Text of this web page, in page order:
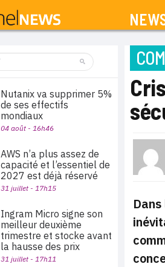
Nutanix va supprimer 5%
de ses effectifs
mondiaux
04 août - 16h46
AWS n’a plus assez de
capacité et l’essentiel de
2027 est déjà réservé
31 juillet - 17h15
Ingram Micro signe son
meilleur deuxième
trimestre et stocke avant
la hausse des prix
31 juillet - 17h11